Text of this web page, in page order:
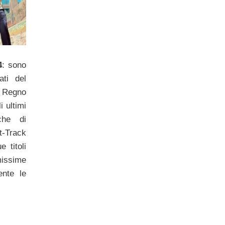
: sono
del
ultimi
di
titoli
le